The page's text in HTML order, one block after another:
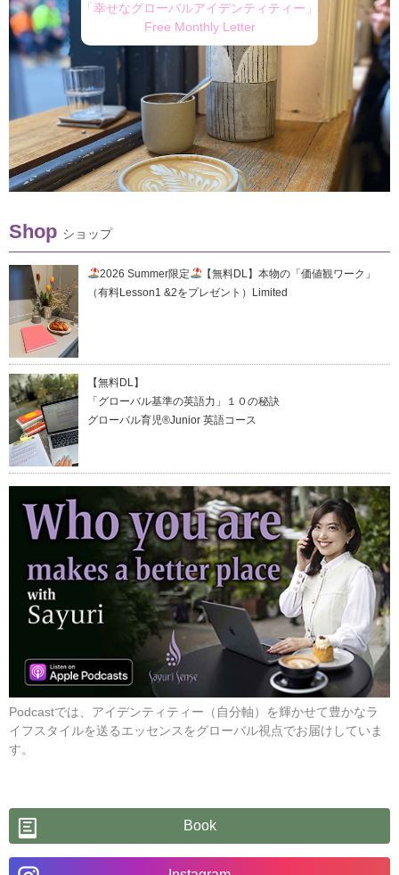
「幸せなグローバルアイデンティティー」
Free Monthly Letter
Shop ショップ
2026 Summer限定
【無料DL】本物の「価値観ワーク」
（有料Lesson1 &2をプレゼント）Limited
【無料DL】
「グローバル基準の英語力」１０の秘訣
グローバル育児®Junior 英語コース
Podcastでは、アイデンティティー（自分軸）を輝かせて豊かなラ
イフスタイルを送るエッセンスをグローバル視点でお届けしていま
す。
Book